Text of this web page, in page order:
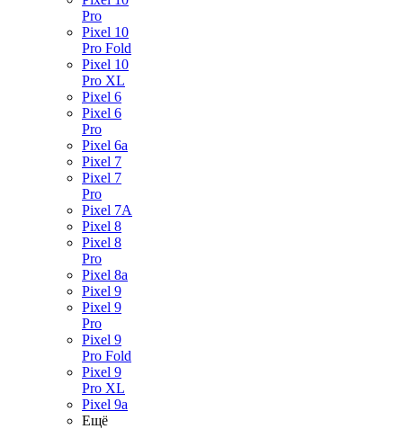
Pro
Pixel 10
Pro Fold
Pixel 10
Pro XL
Pixel 6
Pixel 6
Pro
Pixel 6a
Pixel 7
Pixel 7
Pro
Pixel 7A
Pixel 8
Pixel 8
Pro
Pixel 8a
Pixel 9
Pixel 9
Pro
Pixel 9
Pro Fold
Pixel 9
Pro XL
Pixel 9a
Ещё